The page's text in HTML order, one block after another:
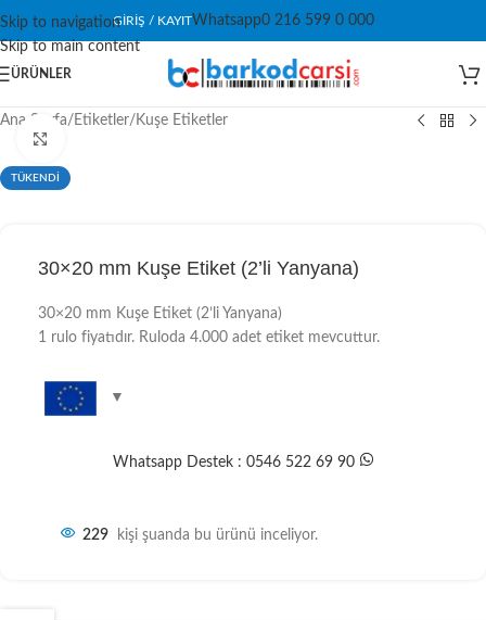
Skip to navigation
Skip to main content
GIRIŞ / KAYITWhatsapp0 216 599 0 000
ÜRÜNLER
Ana Sayfa/ Etiketler/ Kuşe Etiketler
TÜKENDİ
30×20 mm Kuşe Etiket (2’li Yanyana)
30×20 mm Kuşe Etiket (2’li Yanyana)
1 rulo fiyatıdır. Ruloda 4.000 adet etiket mevcuttur.
Whatsapp Destek : 0546 522 69 90
229 kişi şuanda bu ürünü inceliyor.